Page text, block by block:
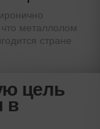
металлолом
стране
цель
в